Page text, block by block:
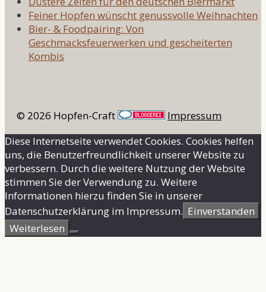
Feiner Hopfen wünscht genussvolle Weihnachten
Bier- & Foodpairing: Von
Geschmacksfeuerwerken und gescheiterten
Kombis
© 2026 Hopfen-Craft
Impressum
Diese Internetseite verwendet Cookies. Cookies helfen
uns, die Benutzerfreundlichkeit unserer Website zu
verbessern. Durch die weitere Nutzung der Website
stimmen Sie der Verwendung zu. Weitere
Informationen hierzu finden Sie in unserer
Datenschutzerklärung im Impressum. Einverstanden
Weiterlesen